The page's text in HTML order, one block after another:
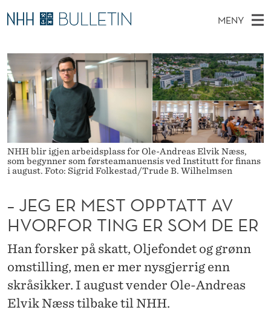
J
E
G
E
R
M
E
T
O
P
P
T
MENY
O
V
E
D
M
E
N
Ø
K
I
N
E
T
T
S
T
E
T
Stipendiater og nye forskerprofiler
Disputaser
Ekspertutvalg
Om Bulletin
NHH blir igjen arbeidsplass for Ole-Andreas Elvik Næss,
som begynner som førsteamanuensis ved Institutt for finans
i august. Foto: Sigrid Folkestad/Trude B. Wilhelmsen
– JEG ER MEST OPPTATT AV
HVORFOR TING ER SOM DE ER
Han forsker på skatt, Oljefondet og grønn
omstilling, men er mer nysgjerrig enn
skråsikker. I august vender Ole-Andreas
Elvik Næss tilbake til NHH.